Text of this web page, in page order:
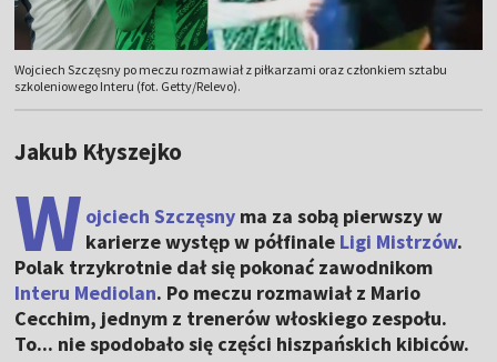
Wojciech Szczęsny po meczu rozmawiał z piłkarzami oraz członkiem sztabu
szkoleniowego Interu (fot. Getty/Relevo).
Jakub Kłyszejko
W ojciech Szczęsny ma za sobą pierwszy w
karierze występ w półfinale Ligi Mistrzów.
Polak trzykrotnie dał się pokonać zawodnikom
Interu Mediolan. Po meczu rozmawiał z Mario
Cecchim, jednym z trenerów włoskiego zespołu.
To... nie spodobało się części hiszpańskich kibiców.